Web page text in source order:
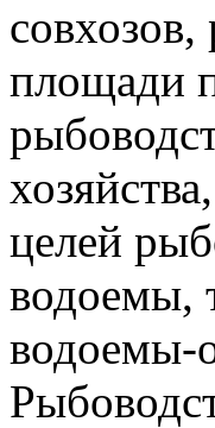
площади
целей
водоемы,
водоемы-